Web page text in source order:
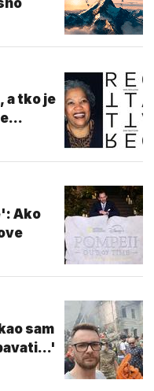
a tko je
Ako
sam